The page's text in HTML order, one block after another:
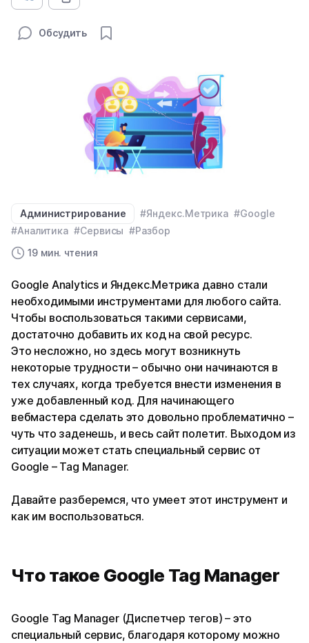
Обсудить
Администрирование #Яндекс.Метрика #Google
#Аналитика #Сервисы #Разбор
19 мин. чтения
Google Analytics и Яндекс.Метрика давно стали
необходимыми инструментами для любого сайта.
Чтобы воспользоваться такими сервисами,
достаточно добавить их код на свой ресурс.
Это несложно, но здесь могут возникнуть
некоторые трудности – обычно они начинаются в
тех случаях, когда требуется внести изменения в
уже добавленный код. Для начинающего
вебмастера сделать это довольно проблематично –
чуть что заденешь, и весь сайт полетит. Выходом из
ситуации может стать специальный сервис от
Google – Tag Manager.
Давайте разберемся, что умеет этот инструмент и
как им воспользоваться.
Что такое Google Tag Manager
Google Tag Manager (Диспетчер тегов) – это
специальный сервис, благодаря которому можно